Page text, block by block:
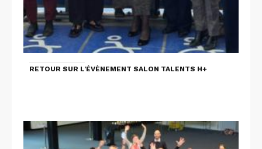
RETOUR SUR L'ÉVÈNEMENT SALON TALENTS H+